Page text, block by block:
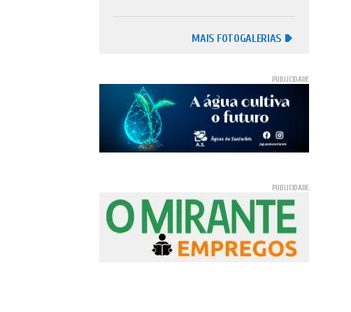
MAIS FOTOGALERIAS